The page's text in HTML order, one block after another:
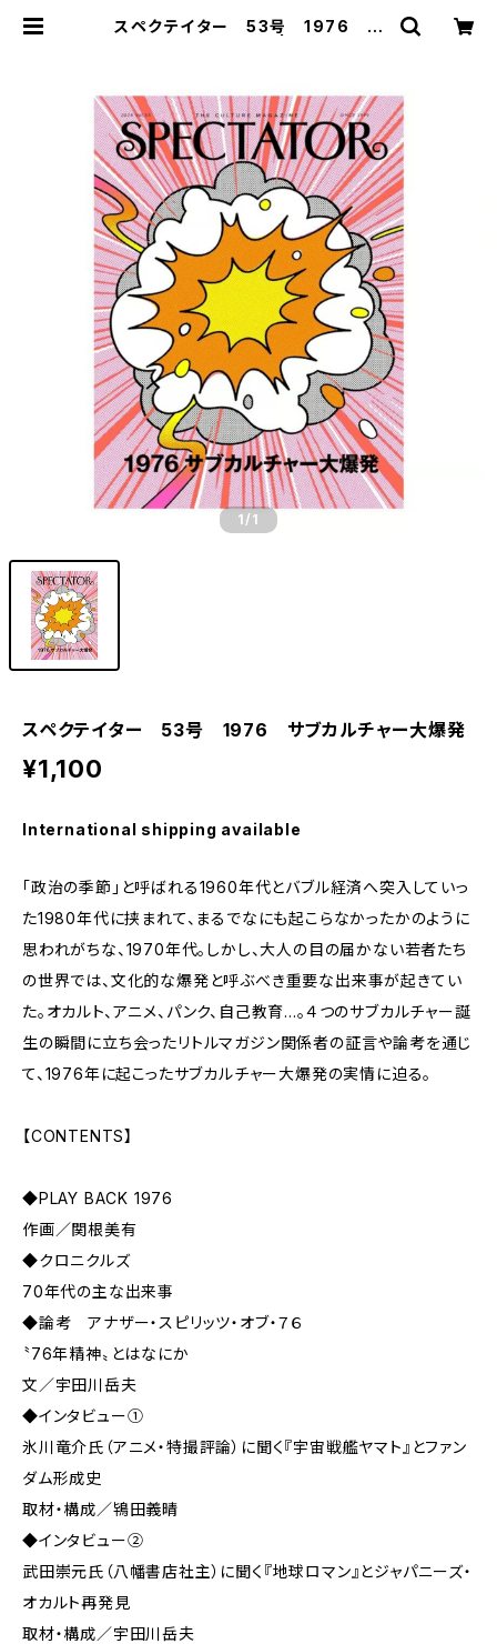
スペクテイター 53号 1976 サ
1/1
スペクテイター 53号 1976 サブカルチャー大爆発
¥1,100
International shipping available
「政治の季節」と呼ばれる1960年代とバブル経済へ突入していっ
た1980年代に挟まれて、まるでなにも起こらなかったかのように
思われがちな、1970年代。しかし、大人の目の届かない若者たち
の世界では、文化的な爆発と呼ぶべき重要な出来事が起きてい
た。オカルト、アニメ、パンク、自己教育…。４つのサブカルチャー誕
生の瞬間に立ち会ったリトルマガジン関係者の証言や論考を通じ
て、1976年に起こったサブカルチャー大爆発の実情に迫る。
【CONTENTS】
◆PLAY BACK 1976
作画／関根美有
◆クロニクルズ
70年代の主な出来事
◆論考 アナザー・スピリッツ・オブ・７６
〝76年精神〟とはなにか
文／宇田川岳夫
◆インタビュー①
氷川竜介氏（アニメ・特撮評論）に聞く『宇宙戦艦ヤマト』とファン
ダム形成史
取材・構成／鴇田義晴
◆インタビュー②
武田崇元氏（八幡書店社主）に聞く『地球ロマン』とジャパニーズ・
オカルト再発見
取材・構成／宇田川岳夫